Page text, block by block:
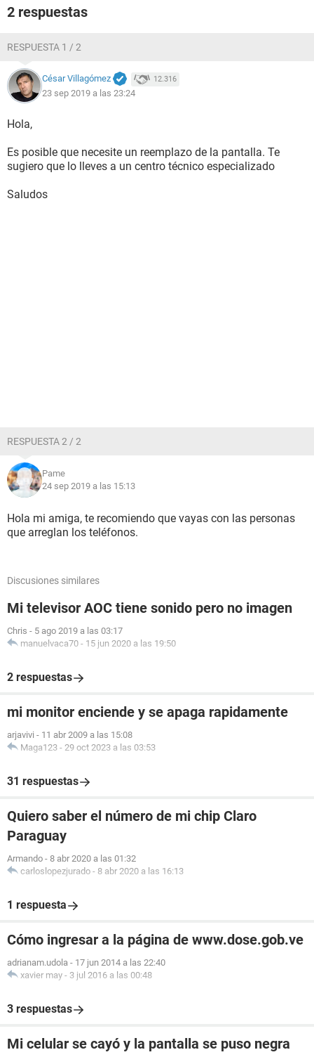
2 respuestas
RESPUESTA 1 / 2
César Villagómez 12.316
23 sep 2019 a las 23:24
Hola,
Es posible que necesite un reemplazo de la pantalla. Te
sugiero que lo lleves a un centro técnico especializado
Saludos
RESPUESTA 2 / 2
Pame
24 sep 2019 a las 15:13
Hola mi amiga, te recomiendo que vayas con las personas
que arreglan los teléfonos.
Discusiones similares
Mi televisor AOC tiene sonido pero no imagen
Chris - 5 ago 2019 a las 03:17
manuelvaca70 - 15 jun 2020 a las 19:50
2 respuestas
mi monitor enciende y se apaga rapidamente
arjavivi - 11 abr 2009 a las 15:08
Maga123 - 29 oct 2023 a las 03:53
31 respuestas
Quiero saber el número de mi chip Claro
Paraguay
Armando - 8 abr 2020 a las 01:32
carloslopezjurado - 8 abr 2020 a las 16:13
1 respuesta
Cómo ingresar a la página de www.dose.gob.ve
adrianam.udola - 17 jun 2014 a las 22:40
xavier may - 3 jul 2016 a las 00:48
3 respuestas
Mi celular se cayó y la pantalla se puso negra